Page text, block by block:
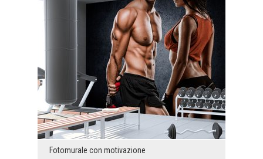
Fotomurale con motivazione